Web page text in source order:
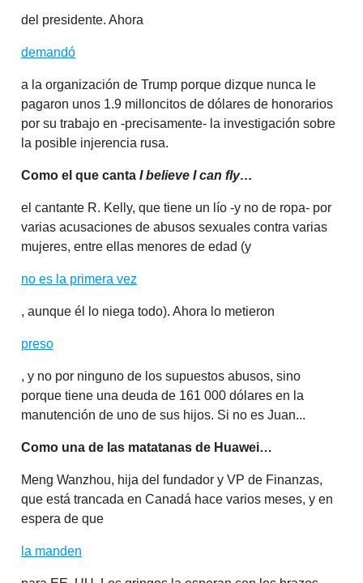
del presidente. Ahora
demandó
a la organización de Trump porque dizque nunca le
pagaron unos 1.9 milloncitos de dólares de honorarios
por su trabajo en -precisamente- la investigación sobre
la posible injerencia rusa.
Como el que canta I believe I can fly…
el cantante R. Kelly, que tiene un lío -y no de ropa- por
varias acusaciones de abusos sexuales contra varias
mujeres, entre ellas menores de edad (y
no es la primera vez
, aunque él lo niega todo). Ahora lo metieron
preso
, y no por ninguno de los supuestos abusos, sino
porque tiene una deuda de 161 000 dólares en la
manutención de uno de sus hijos. Si no es Juan...
Como una de las matatanas de Huawei…
Meng Wanzhou, hija del fundador y VP de Finanzas,
que está trancada en Canadá hace varios meses, y en
espera de que
la manden